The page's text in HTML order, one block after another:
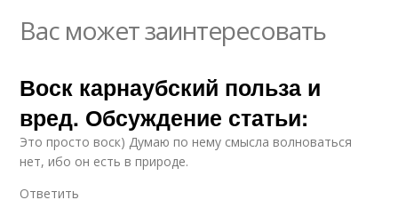
Вас может заинтересовать
Воск карнаубский польза и
вред. Обсуждение статьи:
Это просто воск) Думаю по нему смысла волноваться
нет, ибо он есть в природе.
Ответить